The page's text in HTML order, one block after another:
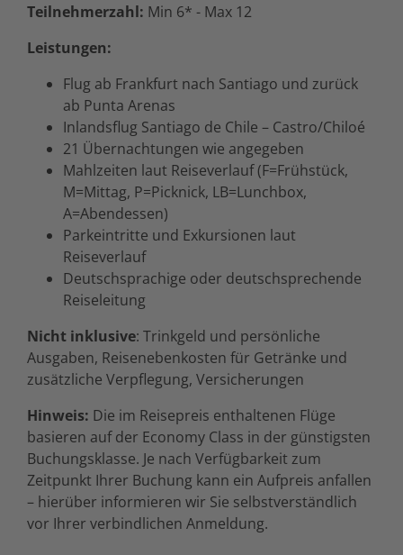
Teilnehmerzahl: Min 6* - Max 12
Leistungen:
Flug ab Frankfurt nach Santiago und zurück
ab Punta Arenas
Inlandsflug Santiago de Chile – Castro/Chiloé
21 Übernachtungen wie angegeben
Mahlzeiten laut Reiseverlauf (F=Frühstück,
M=Mittag, P=Picknick, LB=Lunchbox,
A=Abendessen)
Parkeintritte und Exkursionen laut
Reiseverlauf
Deutschsprachige oder deutschsprechende
Reiseleitung
Nicht inklusive: Trinkgeld und persönliche
Ausgaben, Reisenebenkosten für Getränke und
zusätzliche Verpflegung, Versicherungen
Hinweis: Die im Reisepreis enthaltenen Flüge
basieren auf der Economy Class in der günstigsten
Buchungsklasse. Je nach Verfügbarkeit zum
Zeitpunkt Ihrer Buchung kann ein Aufpreis anfallen
– hierüber informieren wir Sie selbstverständlich
vor Ihrer verbindlichen Anmeldung.